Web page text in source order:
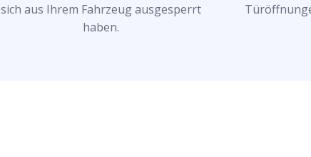
sich aus Ihrem Fahrzeug ausgesperrt
haben.